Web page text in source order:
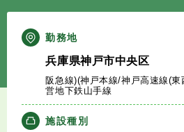
エージェントサービスTOP
サービスの流れ
キャリアアドバイザー紹介
勤務地
兵庫県神戸市中央区
阪急線)(神戸本線/神戸高速線(
営地下鉄山手線
施設種別